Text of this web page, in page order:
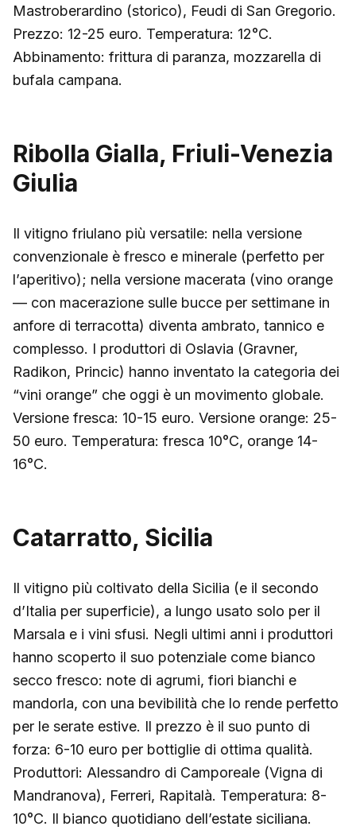
Mastroberardino (storico), Feudi di San Gregorio.
Prezzo: 12-25 euro. Temperatura: 12°C.
Abbinamento: frittura di paranza, mozzarella di
bufala campana.
Ribolla Gialla, Friuli-Venezia
Giulia
Il vitigno friulano più versatile: nella versione
convenzionale è fresco e minerale (perfetto per
l’aperitivo); nella versione macerata (vino orange
— con macerazione sulle bucce per settimane in
anfore di terracotta) diventa ambrato, tannico e
complesso. I produttori di Oslavia (Gravner,
Radikon, Princic) hanno inventato la categoria dei
“vini orange” che oggi è un movimento globale.
Versione fresca: 10-15 euro. Versione orange: 25-
50 euro. Temperatura: fresca 10°C, orange 14-
16°C.
Catarratto, Sicilia
Il vitigno più coltivato della Sicilia (e il secondo
d’Italia per superficie), a lungo usato solo per il
Marsala e i vini sfusi. Negli ultimi anni i produttori
hanno scoperto il suo potenziale come bianco
secco fresco: note di agrumi, fiori bianchi e
mandorla, con una bevibilità che lo rende perfetto
per le serate estive. Il prezzo è il suo punto di
forza: 6-10 euro per bottiglie di ottima qualità.
Produttori: Alessandro di Camporeale (Vigna di
Mandranova), Ferreri, Rapitalà. Temperatura: 8-
10°C. Il bianco quotidiano dell’estate siciliana.